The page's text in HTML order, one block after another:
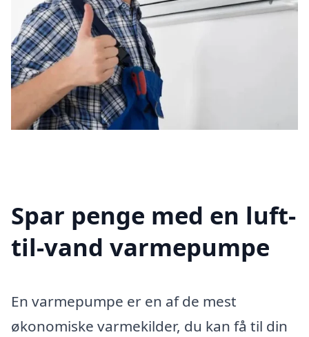
Spar penge med en luft-
til-vand varmepumpe
En varmepumpe er en af de mest
økonomiske varmekilder, du kan få til din